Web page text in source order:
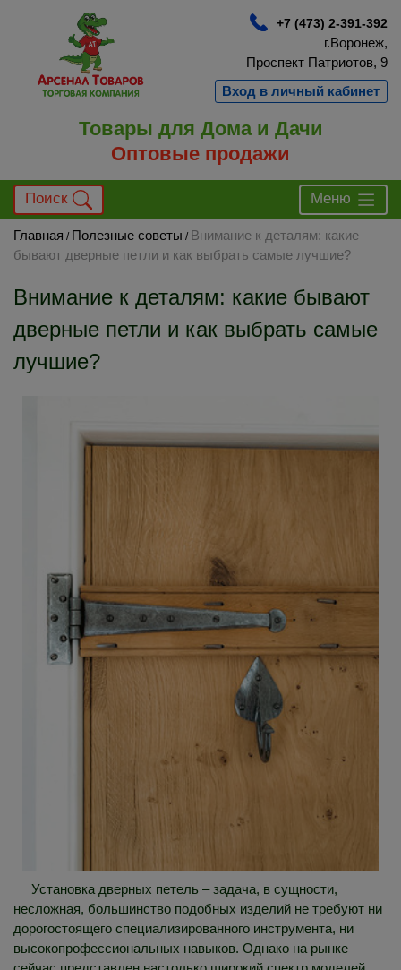
+7 (473) 2-391-392
г.Воронеж,
Проспект Патриотов, 9
Вход в личный кабинет
Товары для Дома и Дачи
Оптовые продажи
Поиск Меню
Главная / Полезные советы / Внимание к деталям: какие
бывают дверные петли и как выбрать самые лучшие?
Внимание к деталям: какие бывают
дверные петли и как выбрать самые
лучшие?
Установка дверных петель – задача, в сущности,
несложная, большинство подобных изделий не требуют ни
дорогостоящего специализированного инструмента, ни
высокопрофессиональных навыков. Однако на рынке